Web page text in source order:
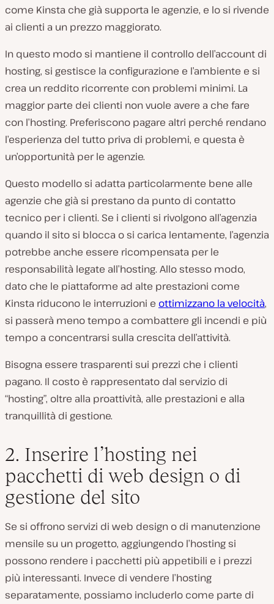
come Kinsta che già supporta le agenzie, e lo si rivende
ai clienti a un prezzo maggiorato.
In questo modo si mantiene il controllo dell’account di
hosting, si gestisce la configurazione e l’ambiente e si
crea un reddito ricorrente con problemi minimi. La
maggior parte dei clienti non vuole avere a che fare
con l’hosting. Preferiscono pagare altri perché rendano
l’esperienza del tutto priva di problemi, e questa è
un’opportunità per le agenzie.
Questo modello si adatta particolarmente bene alle
agenzie che già si prestano da punto di contatto
tecnico per i clienti. Se i clienti si rivolgono all’agenzia
quando il sito si blocca o si carica lentamente, l’agenzia
potrebbe anche essere ricompensata per le
responsabilità legate all’hosting. Allo stesso modo,
dato che le piattaforme ad alte prestazioni come
Kinsta riducono le interruzioni e ottimizzano la velocità,
si passerà meno tempo a combattere gli incendi e più
tempo a concentrarsi sulla crescita dell’attività.
Bisogna essere trasparenti sui prezzi che i clienti
pagano. Il costo è rappresentato dal servizio di
“hosting”, oltre alla proattività, alle prestazioni e alla
tranquillità di gestione.
2. Inserire l’hosting nei
pacchetti di web design o di
gestione del sito
Se si offrono servizi di web design o di manutenzione
mensile su un progetto, aggiungendo l’hosting si
possono rendere i pacchetti più appetibili e i prezzi
più interessanti. Invece di vendere l’hosting
separatamente, possiamo includerlo come parte di